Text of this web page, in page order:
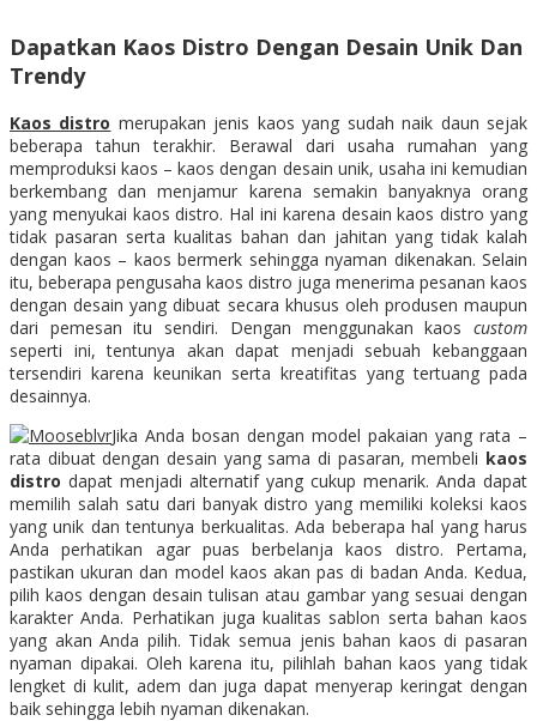
Dapatkan Kaos Distro Dengan Desain Unik Dan
Trendy
Kaos distro merupakan jenis kaos yang sudah naik daun sejak
beberapa tahun terakhir. Berawal dari usaha rumahan yang
memproduksi kaos – kaos dengan desain unik, usaha ini kemudian
berkembang dan menjamur karena semakin banyaknya orang
yang menyukai kaos distro. Hal ini karena desain kaos distro yang
tidak pasaran serta kualitas bahan dan jahitan yang tidak kalah
dengan kaos – kaos bermerk sehingga nyaman dikenakan. Selain
itu, beberapa pengusaha kaos distro juga menerima pesanan kaos
dengan desain yang dibuat secara khusus oleh produsen maupun
dari pemesan itu sendiri. Dengan menggunakan kaos custom
seperti ini, tentunya akan dapat menjadi sebuah kebanggaan
tersendiri karena keunikan serta kreatifitas yang tertuang pada
desainnya.
Jika Anda bosan dengan model pakaian yang rata –
rata dibuat dengan desain yang sama di pasaran, membeli kaos
distro dapat menjadi alternatif yang cukup menarik. Anda dapat
memilih salah satu dari banyak distro yang memiliki koleksi kaos
yang unik dan tentunya berkualitas. Ada beberapa hal yang harus
Anda perhatikan agar puas berbelanja kaos distro. Pertama,
pastikan ukuran dan model kaos akan pas di badan Anda. Kedua,
pilih kaos dengan desain tulisan atau gambar yang sesuai dengan
karakter Anda. Perhatikan juga kualitas sablon serta bahan kaos
yang akan Anda pilih. Tidak semua jenis bahan kaos di pasaran
nyaman dipakai. Oleh karena itu, pilihlah bahan kaos yang tidak
lengket di kulit, adem dan juga dapat menyerap keringat dengan
baik sehingga lebih nyaman dikenakan.